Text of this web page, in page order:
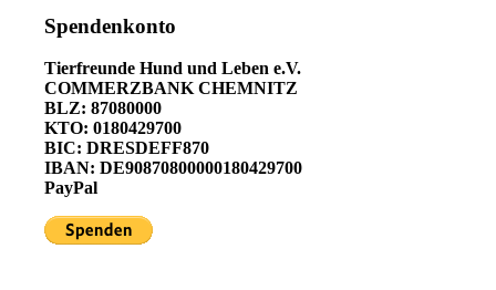
Spendenkonto
Tierfreunde Hund und Leben e.V.
COMMERZBANK CHEMNITZ
BLZ: 87080000
KTO: 0180429700
BIC: DRESDEFF870
IBAN: DE90870800000180429700
PayPal